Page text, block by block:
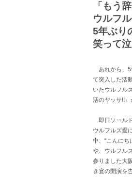
「もう
ウルフ
5年ぶり
笑って
あれから、5
て突入した活
いたウルフル
活のヤッサ!!』
即日ソール
ウルフルズ愛
中、“こんに
や、ウルフル
参りました大
き宴の開演を